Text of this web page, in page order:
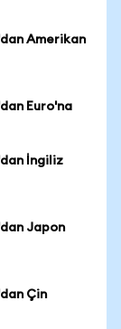
Amerikan
Euro'na
İngiliz
Japon
Çin